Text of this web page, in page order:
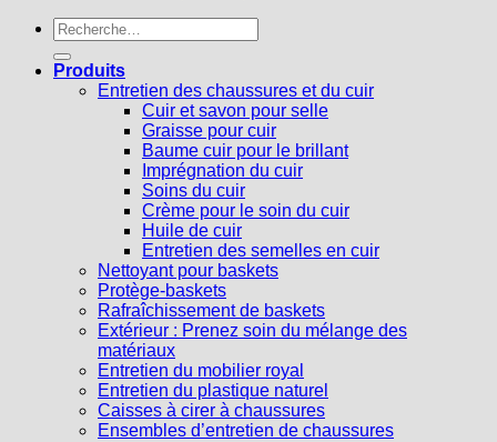
Recherche
pour :
Produits
Entretien des chaussures et du cuir
Cuir et savon pour selle
Graisse pour cuir
Baume cuir pour le brillant
Imprégnation du cuir
Soins du cuir
Crème pour le soin du cuir
Huile de cuir
Entretien des semelles en cuir
Nettoyant pour baskets
Protège-baskets
Rafraîchissement de baskets
Extérieur : Prenez soin du mélange des
matériaux
Entretien du mobilier royal
Entretien du plastique naturel
Caisses à cirer à chaussures
Ensembles d’entretien de chaussures